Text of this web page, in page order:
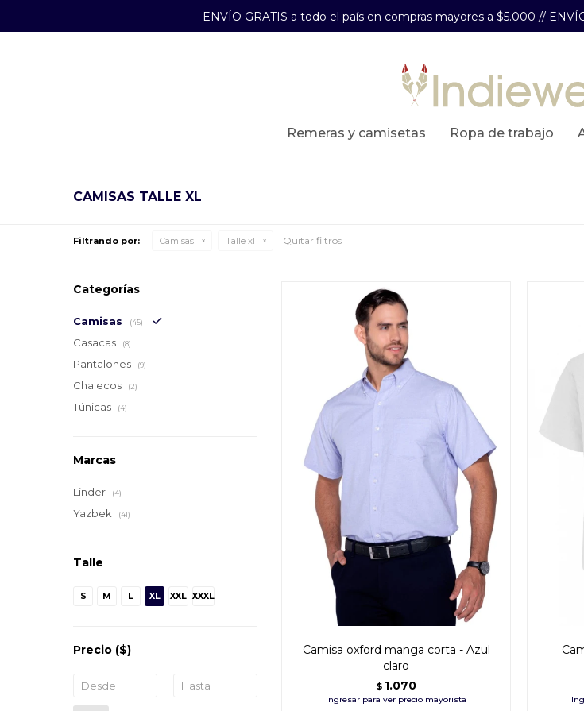
ENVÍO GRATIS a todo el país en compras mayores a $5.000 //
remeras y camisetas ropa de trabajo
CAMISAS TALLE XL
Filtrando por: Camisas Talle xl Quitar filtros
Camisa oxford manga corta - Azul
claro
$ 1.070
Categorías
Camisas (45)
Casacas (8)
Pantalones (9)
Chalecos (2)
Túnicas (4)
Marcas
Linder (4)
Yazbek (41)
Talle
S M L XL XXL XXXL
Precio ($)